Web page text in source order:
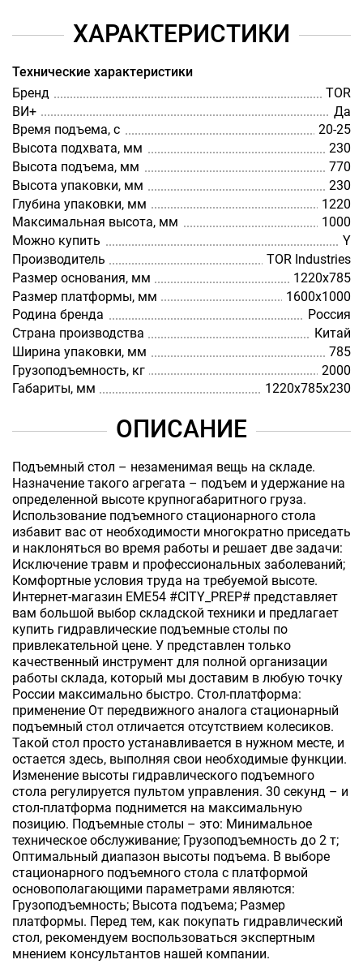
ХАРАКТЕРИСТИКИ
Технические характеристики
Бренд
TOR
ВИ+
Да
Время подъема, с
20-25
Высота подхвата, мм
230
Высота подъема, мм
770
Высота упаковки, мм
230
Глубина упаковки, мм
1220
Максимальная высота, мм
1000
Можно купить
Y
Производитель
TOR Industries
Размер основания, мм
1220х785
Размер платформы, мм
1600х1000
Родина бренда
Россия
Страна производства
Китай
Ширина упаковки, мм
785
Грузоподъемность, кг
2000
Габариты, мм
1220х785х230
ОПИСАНИЕ
Подъемный стол – незаменимая вещь на складе.
Назначение такого агрегата – подъем и удержание на
определенной высоте крупногабаритного груза.
Использование подъемного стационарного стола
избавит вас от необходимости многократно приседать
и наклоняться во время работы и решает две задачи:
Исключение травм и профессиональных заболеваний;
Комфортные условия труда на требуемой высоте.
Интернет-магазин EME54 #CITY_PREP# представляет
вам большой выбор складской техники и предлагает
купить гидравлические подъемные столы по
привлекательной цене. У представлен только
качественный инструмент для полной организации
работы склада, который мы доставим в любую точку
России максимально быстро. Стол-платформа:
применение От передвижного аналога стационарный
подъемный стол отличается отсутствием колесиков.
Такой стол просто устанавливается в нужном месте, и
остается здесь, выполняя свои необходимые функции.
Изменение высоты гидравлического подъемного
стола регулируется пультом управления. 30 секунд – и
стол-платформа поднимется на максимальную
позицию. Подъемные столы – это: Минимальное
техническое обслуживание; Грузоподъемность до 2 т;
Оптимальный диапазон высоты подъема. В выборе
стационарного подъемного стола с платформой
основополагающими параметрами являются:
Грузоподъемность; Высота подъема; Размер
платформы. Перед тем, как покупать гидравлический
стол, рекомендуем воспользоваться экспертным
мнением консультантов нашей компании.